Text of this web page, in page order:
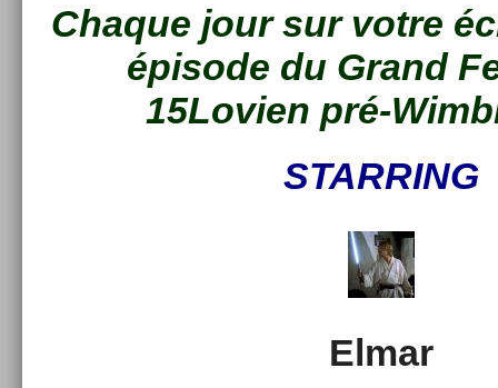
Chaque jour sur votre
épisode du Grand
15Lovien pré-
STARR­ING
Elmar